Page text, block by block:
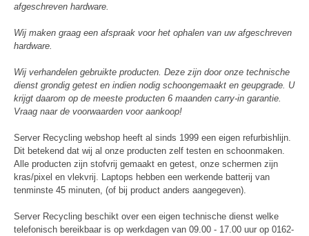
afgeschreven hardware.
Wij maken graag een afspraak voor het ophalen van uw afgeschreven
hardware.
Wij verhandelen gebruikte producten. Deze zijn door onze technische
dienst grondig getest en indien nodig schoongemaakt en geupgrade. U
krijgt daarom op de meeste producten 6 maanden carry-in garantie.
Vraag naar de voorwaarden voor aankoop!
Server Recycling webshop heeft al sinds 1999 een eigen refurbishlijn.
Dit betekend dat wij al onze producten zelf testen en schoonmaken.
Alle producten zijn stofvrij gemaakt en getest, onze schermen zijn
kras/pixel en vlekvrij. Laptops hebben een werkende batterij van
tenminste 45 minuten, (of bij product anders aangegeven).
Server Recycling beschikt over een eigen technische dienst welke
telefonisch bereikbaar is op werkdagen van 09.00 - 17.00 uur op 0162-